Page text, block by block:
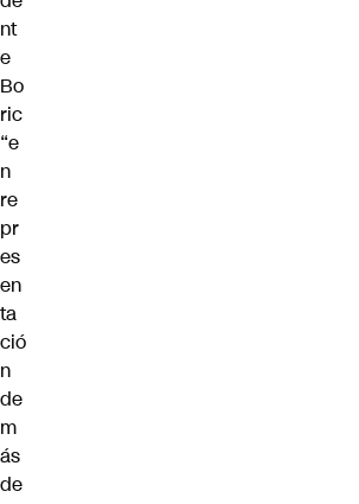
nt
e
Bo
ric
“e
n
re
pr
es
en
ta
ció
n
de
m
ás
de